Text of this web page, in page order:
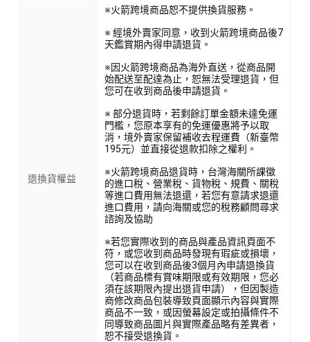
退換貨權益
※火箭跨境商品恕不提供換貨服務。
※ 經境外賣家同意，收到火箭跨境商品後7
天鑑賞期內得申請退貨。
※因火箭跨境商品為海外直送，從商品開
始配送至配達為止，恕無法受理退貨，但
您可在收到商品後申請退貨。
※ 部分退貨時，若剩餘訂單金額未達免運
門檻，您原本享有的免運優惠將予以取
消，境外賣家保留補收去程運費（新臺幣
195元）並直接從退款扣除之權利。
※火箭跨境商品退貨時，台灣海關所課徵
的進口稅、營業稅、貨物稅、規費、關稅
等進口費用無法退還，若您有意請求退還
進口費用，請向海關或您的稅務顧問尋求
諮詢及協助
※若您實際收到的商品與產品資訊頁面不
符，或您收到商品時發現有瑕疵或損壞，
您可以在收到商品後3個月內申請退換貨
（若商品標有賞味期限或有效期限，您必
須在該期限內提出退貨申請），但因製造
商修改商品包裝導致頁面顯示內容與實際
商品不一致，或因螢幕設定或拍攝條件不
同導致商品圖片與實際產品略有差異者，
恕不接受退換貨。